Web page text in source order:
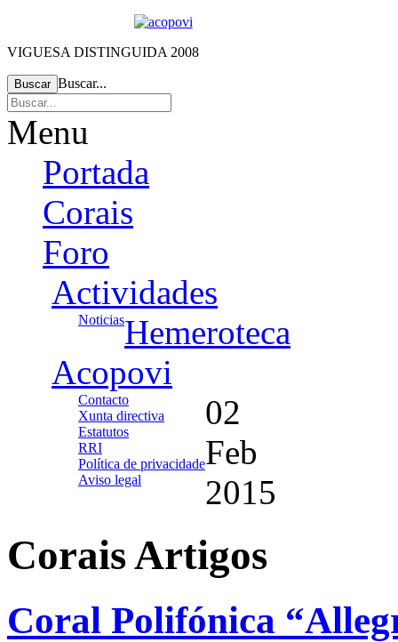
VIGUESA DISTINGUIDA 2008
Buscar Buscar...
Menu
Portada
Corais
Foro
Actividades
NoticiasHemeroteca
Acopovi
Contacto
Xunta directiva
Estatutos
RRI
Política de privacidade
Aviso legal
02
Feb
2015
Corais Artigos
Coral Polifónica